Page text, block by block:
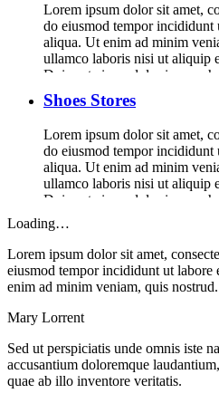
Lorem ipsum dolor sit amet,
do eiusmod tempor incididunt
aliqua. Ut enim ad minim
ullamco laboris nisi ut aliquip
Duis aute irure dolor in
ipsum dolor sit amet,
Shoes Stores
Lorem ipsum dolor sit amet,
do eiusmod tempor incididunt
aliqua. Ut enim ad minim
ullamco laboris nisi ut aliquip
Duis aute irure dolor in
Loading…
Lorem ipsum dolor sit amet,
eiusmod tempor incididunt ut labore
enim ad minim veniam, quis nostrud.
Mary Lorrent
Sed ut perspiciatis unde omnis iste
accusantium doloremque
quae ab illo inventore veritatis.